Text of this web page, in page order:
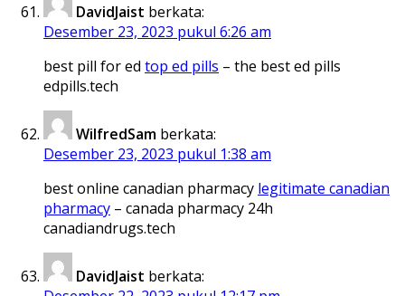
DavidJaist berkata:
Desember 23, 2023 pukul 6:26 am
best pill for ed top ed pills – the best ed pills
edpills.tech
WilfredSam berkata:
Desember 23, 2023 pukul 1:38 am
best online canadian pharmacy legitimate canadian
pharmacy – canada pharmacy 24h
canadiandrugs.tech
DavidJaist berkata: